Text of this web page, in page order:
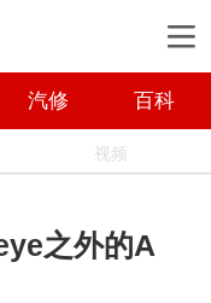
汽修 百科
视频
之外的A